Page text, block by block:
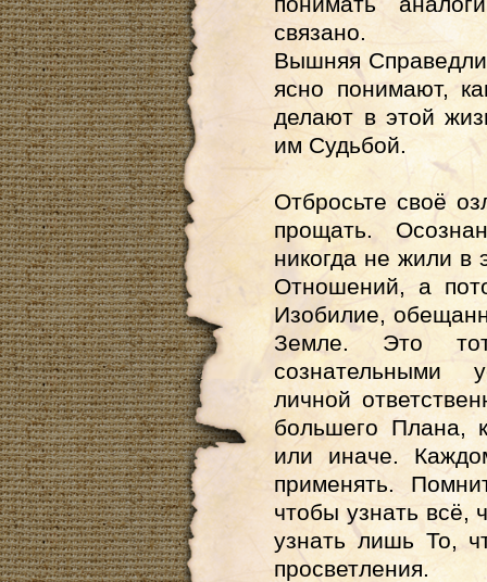
связано.
Вышняя
ясно понимают,
делают в этой
им Судьбой.
Отбросьте своё
прощать.
никогда не жили в
Отношений, а
Изобилие,
Земле. Это
сознательными
личной
большего Плана,
или иначе.
применять.
чтобы узнать всё,
узнать лишь То,
просветления.